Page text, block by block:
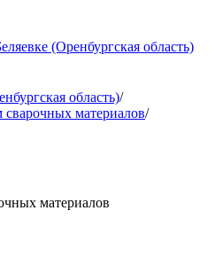
(Оренбургская область)
область)/
материалов/
материалов